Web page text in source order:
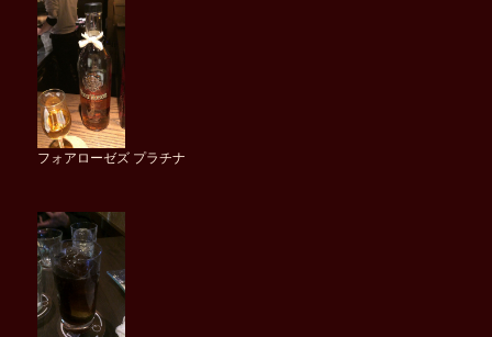
フォアローゼズ プラチナ